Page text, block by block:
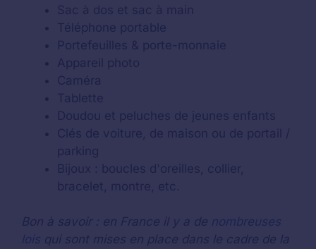
Sac à dos et sac à main
Téléphone portable
Portefeuilles & porte-monnaie
Appareil photo
Caméra
Tablette
Doudou et peluches de jeunes enfants
Clés de voiture, de maison ou de portail /
parking
Bijoux : boucles d'oreilles, collier,
bracelet, montre, etc.
Bon à savoir : en France il y a de nombreuses
lois qui sont mises en place dans le cadre de la